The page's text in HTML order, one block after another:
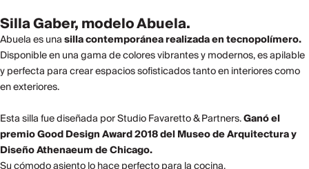
Silla Gaber, modelo Abuela.
Abuela es unasilla contemporánea realizada en tecnopolímero.
Disponible en una gama de colores vibrantes y modernos, es apilable
y perfecta para crear espacios sofisticados tanto en interiores como
en exteriores.
Esta silla fue diseñada por Studio Favaretto & Partners.Ganó el
premio Good Design Award 2018 del Museo de Arquitectura y
Diseño Athenaeum de Chicago.